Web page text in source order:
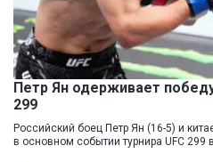
Петр Ян одерживает
299
Российский боец Петр Ян (16-5) и
в основном событии турнира UFC